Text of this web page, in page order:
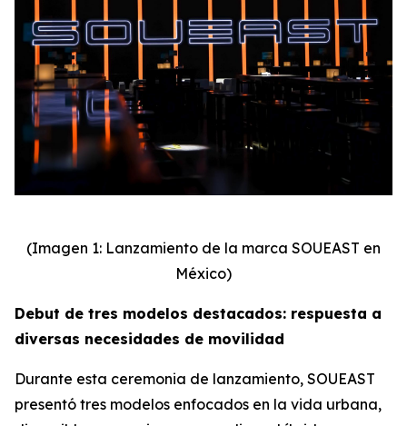
(Imagen 1: Lanzamiento de la marca SOUEAST en
México)
Debut de tres modelos destacados: respuesta a
diversas necesidades de movilidad
Durante esta ceremonia de lanzamiento, SOUEAST
presentó tres modelos enfocados en la vida urbana,